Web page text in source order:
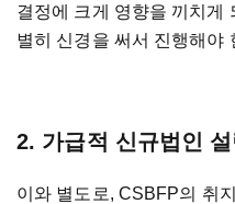
결정에 크게 영향을 끼치게
별히 신경을 써서 진행해야
2. 가급적 신규법인
이와 별도로, CSBFP의 취